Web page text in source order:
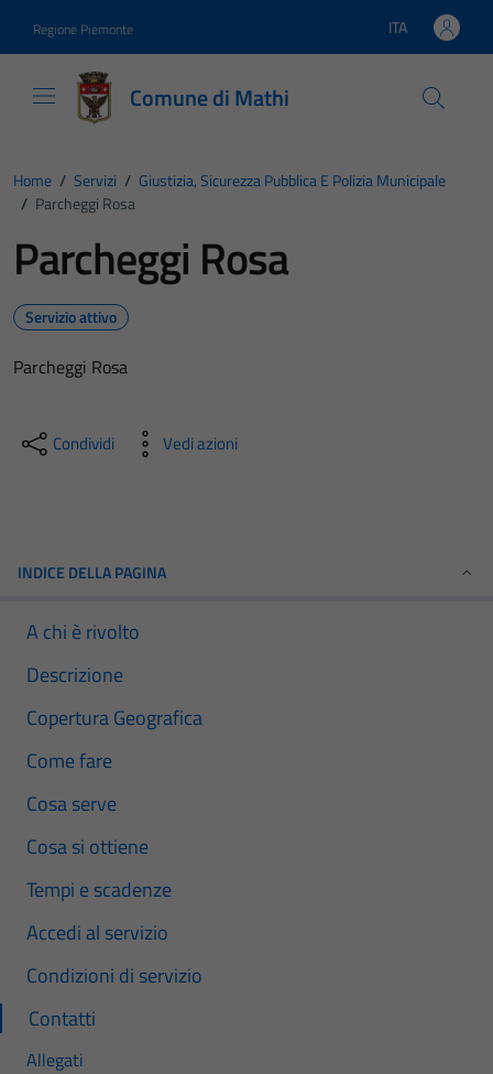
Regione Piemonte Lingua attiva:
ITA
Comune di Mathi
Home / Servizi / Giustizia, Sicurezza Pubblica E Polizia Municipale
/ Parcheggi Rosa
Parcheggi Rosa
Servizio attivo
Parcheggi Rosa
Condividi Vedi azioni
INDICE DELLA PAGINA
A chi è rivolto
Descrizione
Copertura Geografica
Come fare
Cosa serve
Cosa si ottiene
Tempi e scadenze
Accedi al servizio
Condizioni di servizio
Contatti
Allegati